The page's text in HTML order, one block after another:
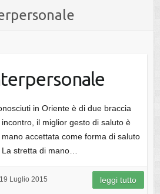
in Oriente è di due braccia
il miglior gesto di saluto è
accettata come forma di saluto
stretta di mano…
19 Luglio 2015 leggi tutto